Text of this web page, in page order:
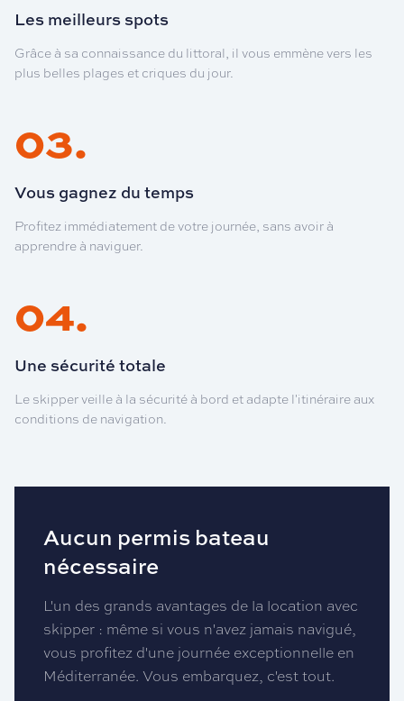
Les meilleurs spots
Grâce à sa connaissance du littoral, il vous emmène vers les
plus belles plages et criques du jour.
03.
Vous gagnez du temps
Profitez immédiatement de votre journée, sans avoir à
apprendre à naviguer.
04.
Une sécurité totale
Le skipper veille à la sécurité à bord et adapte l'itinéraire aux
conditions de navigation.
Aucun permis bateau
nécessaire
L'un des grands avantages de la location avec
skipper : même si vous n'avez jamais navigué,
vous profitez d'une journée exceptionnelle en
Méditerranée. Vous embarquez, c'est tout.